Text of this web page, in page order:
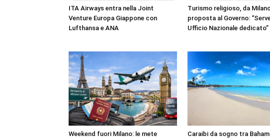
ITA Airways entra nella Joint
Venture Europa Giappone con
Lufthansa e ANA
Turismo religioso, da
proposta al Governo:
Ufficio Nazionale dedicato”
Weekend fuori Milano: le mete
Caraibi da sogno tra